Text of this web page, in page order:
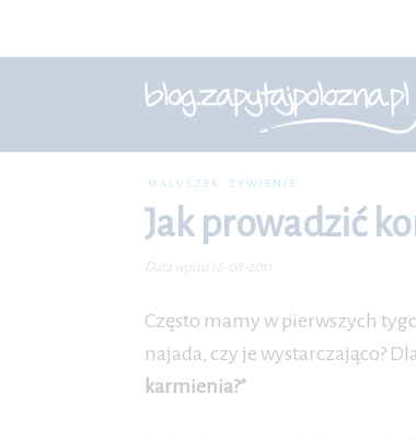
MALUSZEK ŻYWIENIE
Jak prowadzić
Data wpisu 16-08-2011
Często mamy w pierwszych
najada, czy je wystarczająco?
karmienia?”